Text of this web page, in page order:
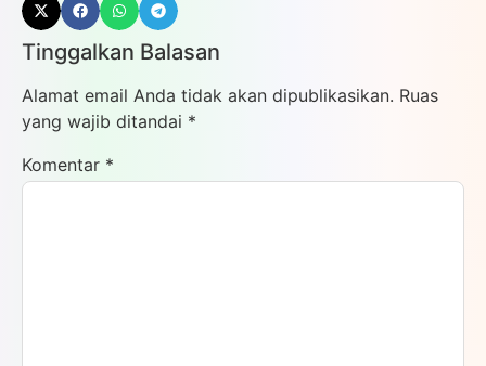
Tinggalkan Balasan
Alamat email Anda tidak akan dipublikasikan. Ruas
yang wajib ditandai *
Komentar *